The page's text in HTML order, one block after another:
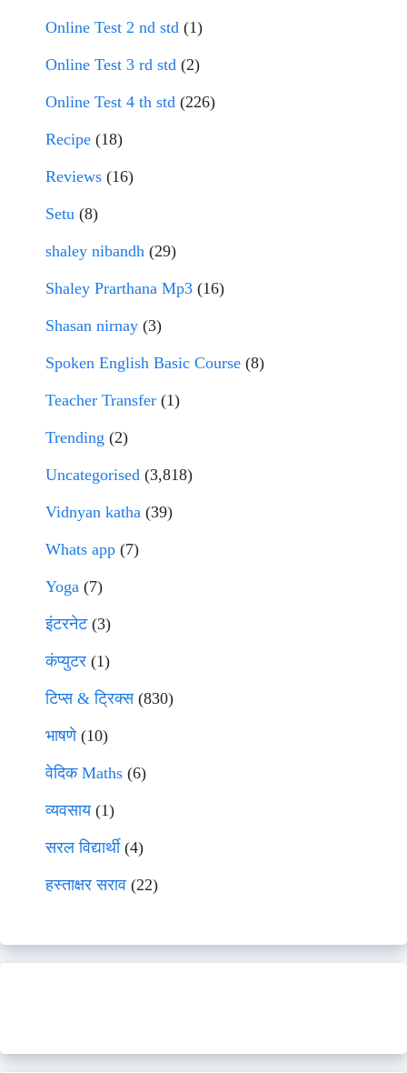
Online Test 2 nd std (1)
Online Test 3 rd std (2)
Online Test 4 th std (226)
Recipe (18)
Reviews (16)
Setu (8)
shaley nibandh (29)
Shaley Prarthana Mp3 (16)
Shasan nirnay (3)
Spoken English Basic Course (8)
Teacher Transfer (1)
Trending (2)
Uncategorised (3,818)
Vidnyan katha (39)
Whats app (7)
Yoga (7)
इंटरनेट(3)
कंप्युटर (1)
टिप्स & ट्रिक्स(830)
भाषणे(10)
वेदिक Maths (6)
व्यवसाय(1)
सरल विद्यार्थी(4)
हस्ताक्षर सराव (22)